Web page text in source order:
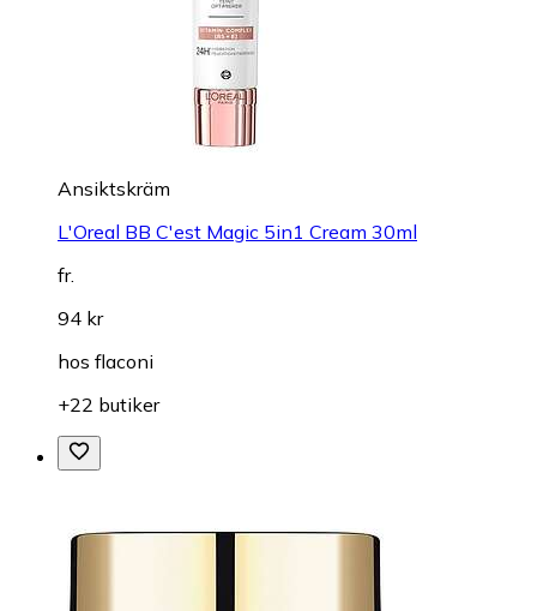
Ansiktskräm
L'Oreal BB C'est Magic 5in1 Cream 30ml
fr.
94 kr
hos flaconi
+22 butiker